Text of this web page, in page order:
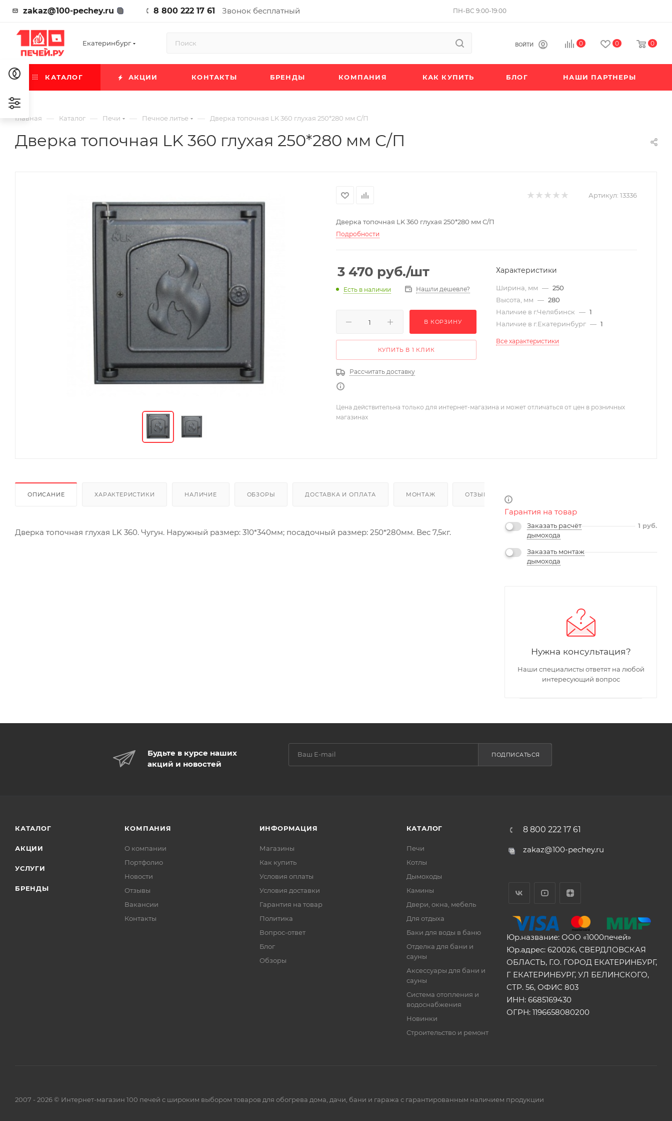
zakaz@100-pechey.ru 8 800 222 17 61 Звонок бесплатный ПН-ВС 9:00-19:00
Екатеринбург ВОЙТИ 0 0 0
КАТАЛОГ АКЦИИ КОНТАКТЫ БРЕНДЫ КОМПАНИЯ КАК КУПИТЬ БЛОГ НАШИ ПАРТНЕРЫ
Главная — Каталог — Печи — Печное литье — Дверка топочная LK 360 глухая 250*280 мм С/П
Дверка топочная LK 360 глухая 250*280 мм С/П
Артикул: 13336
Дверка топочная LK 360 глухая 250*280 мм С/П
Подробности
3 470 руб./шт
Есть в наличии Нашли дешевле?
В КОРЗИНУ
КУПИТЬ В 1 КЛИК
Рассчитать доставку
Характеристики
Ширина, мм — 250
Высота, мм — 280
Наличие в г.Челябинск — 1
Наличие в г.Екатеринбург — 1
Все характеристики
Цена действительна только для интернет-магазина и может отличаться от цен в розничных
магазинах
ОПИСАНИЕ ХАРАКТЕРИСТИКИ НАЛИЧИЕ ОБЗОРЫ ДОСТАВКА И ОПЛАТА МОНТАЖ ОТЗЫВЫ
Дверка топочная глухая LK 360. Чугун. Наружный размер: 310*340мм; посадочный размер: 250*280мм. Вес 7,5кг.
Гарантия на товар
Заказать расчёт
дымохода
1 руб.
Заказать монтаж
дымохода
Нужна консультация?
Наши специалисты ответят на любой
интересующий вопрос
Будьте в курсе наших
акций и новостей
ПОДПИСАТЬСЯ
КАТАЛОГ
АКЦИИ
УСЛУГИ
БРЕНДЫ
КОМПАНИЯ
О компании
Портфолио
Новости
Отзывы
Вакансии
Контакты
ИНФОРМАЦИЯ
Магазины
Как купить
Условия оплаты
Условия доставки
Гарантия на товар
Политика
Вопрос-ответ
Блог
Обзоры
КАТАЛОГ
Печи
Котлы
Дымоходы
Камины
Двери, окна, мебель
Для отдыха
Баки для воды в баню
Отделка для бани и
сауны
Аксессуары для бани и
сауны
Система отопления и
водоснабжения
Новинки
Строительство и ремонт
8 800 222 17 61
zakaz@100-pechey.ru
Юр.название: ООО «1000печей»
Юр.адрес: 620026, СВЕРДЛОВСКАЯ
ОБЛАСТЬ, Г.О. ГОРОД ЕКАТЕРИНБУРГ,
Г ЕКАТЕРИНБУРГ, УЛ БЕЛИНСКОГО,
СТР. 56, ОФИС 803
ИНН: 6685169430
ОГРН: 1196658080200
2007 - 2026 © Интернет-магазин 100 печей с широким выбором товаров для обогрева дома, дачи, бани и гаража с гарантированным наличием продукции